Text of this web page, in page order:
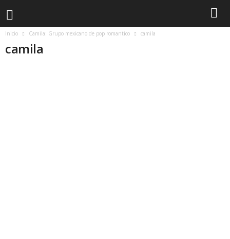
Inicio Camila: Grupo mexicano de pop romantico camila
camila